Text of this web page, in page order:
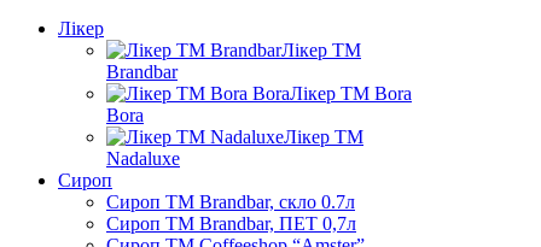
Лікер
Лікер ТМ
Brandbar
Лікер ТМ Bora
Bora
Лікер ТМ
Nadaluxe
Сироп
Сироп TM Brandbar, скло 0.7л
Сироп TM Brandbar, ПЕТ 0,7л